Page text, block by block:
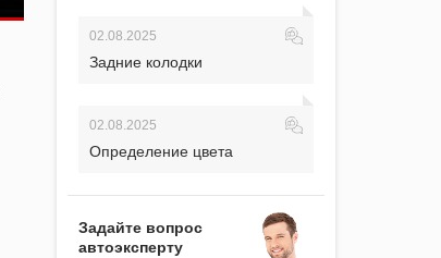
02.08.2025
Задние колодки
02.08.2025
Определение цвета
Задайте вопрос
автоэксперту